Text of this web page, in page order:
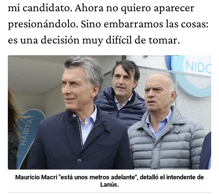
mi candidato. Ahora no quiero aparecer
presionándolo. Sino embarramos las cosas:
es una decisión muy difícil de tomar.
Mauricio Macri "está unos metros adelante", detalló el intendente de
Lanús.